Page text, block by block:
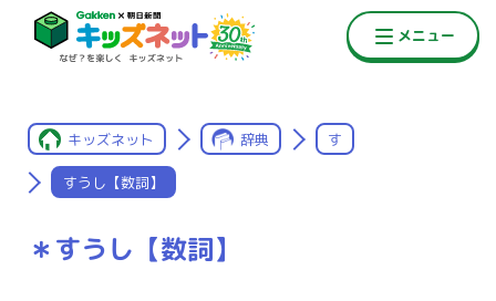
キッズネット 辞典 す
すうし【数詞】
＊すうし【数詞】